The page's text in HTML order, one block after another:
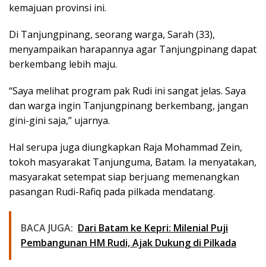
kemajuan provinsi ini.
Di Tanjungpinang, seorang warga, Sarah (33),
menyampaikan harapannya agar Tanjungpinang dapat
berkembang lebih maju.
“Saya melihat program pak Rudi ini sangat jelas. Saya
dan warga ingin Tanjungpinang berkembang, jangan
gini-gini saja,” ujarnya.
Hal serupa juga diungkapkan Raja Mohammad Zein,
tokoh masyarakat Tanjunguma, Batam. Ia menyatakan,
masyarakat setempat siap berjuang memenangkan
pasangan Rudi-Rafiq pada pilkada mendatang.
BACA JUGA: Dari Batam ke Kepri: Milenial Puji
Pembangunan HM Rudi, Ajak Dukung di Pilkada